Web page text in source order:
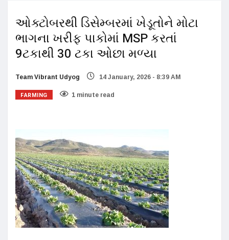
ઓક્ટોબરથી ડિસેમ્બરમાં ખેડૂતોને મોટા
ભાગના ખરીફ પાકોમાં MSP કરતાં
9ટકાથી 30 ટકા ઓછા મળ્યા
Team Vibrant Udyog 14 January, 2026 - 8:39 AM
FARMING 1 minute read